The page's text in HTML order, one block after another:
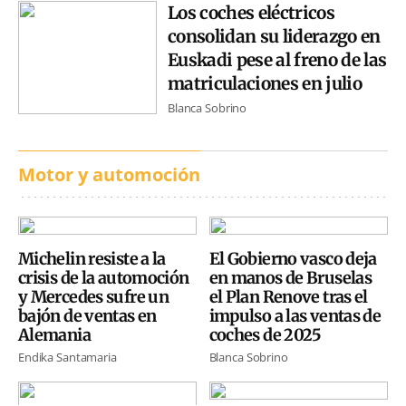
Los coches eléctricos
consolidan su liderazgo en
Euskadi pese al freno de las
matriculaciones en julio
Blanca Sobrino
Motor y automoción
Michelin resiste a la
crisis de la automoción
y Mercedes sufre un
bajón de ventas en
Alemania
Endika Santamaria
El Gobierno vasco deja
en manos de Bruselas
el Plan Renove tras el
impulso a las ventas de
coches de 2025
Blanca Sobrino